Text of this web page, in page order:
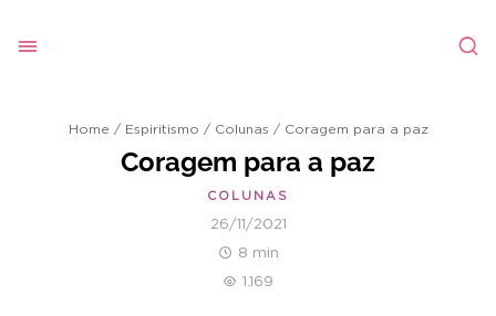
Home / Espiritismo / Colunas / Coragem para a paz
Coragem para a paz
COLUNAS
26/11/2021
8 min
1.169